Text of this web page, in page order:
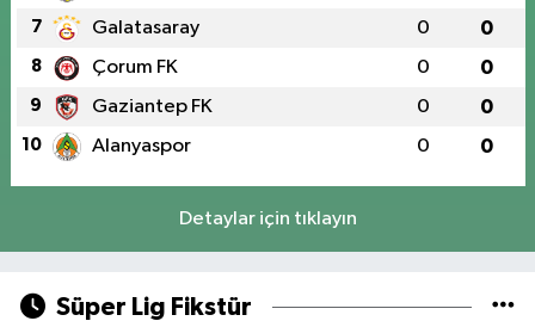
7 Galatasaray 0 0
8 Çorum FK 0 0
9 Gaziantep FK 0 0
10 Alanyaspor 0 0
Detaylar için tıklayın
Süper Lig Fikstür